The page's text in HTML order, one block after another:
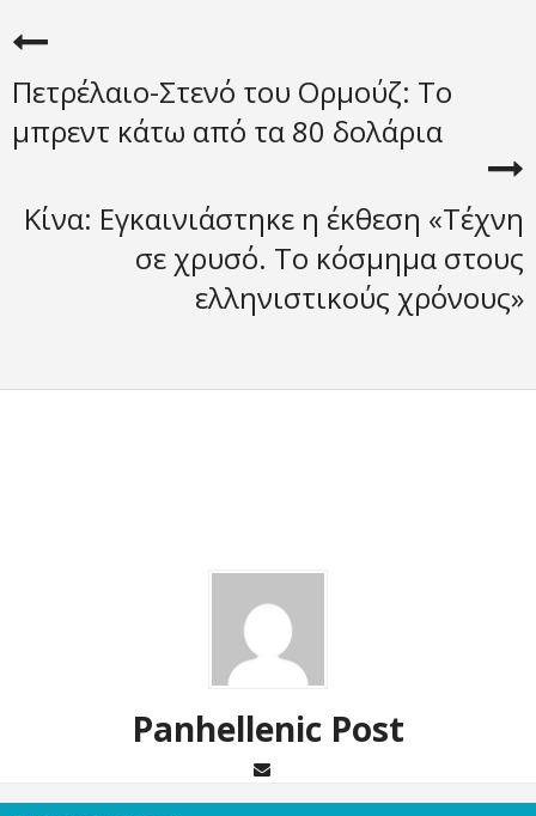
Πετρέλαιο-Στενό του Ορμούζ: Το
μπρεντ κάτω από τα 80 δολάρια
Κίνα: Εγκαινιάστηκε η έκθεση «Τέχνη
σε χρυσό. Το κόσμημα στους
ελληνιστικούς χρόνους»
Panhellenic Post